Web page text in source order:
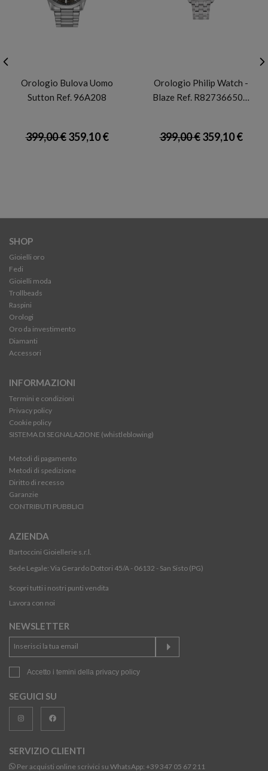
Orologio Bulova Uomo
Sutton Ref. 96A208
399,00 €359,10 €
Orologio Philip Watch -
Blaze Ref. R82736650…
399,00 €359,10 €
SHOP
Gioielli oro
Fedi
Gioielli moda
Trollbeads
Raspini
Orologi
Oro da investimento
Diamanti
Accessori
INFORMAZIONI
Termini e condizioni
Privacy policy
Cookie policy
SISTEMA DI SEGNALAZIONE (whistleblowing)
Metodi di pagamento
Metodi di spedizione
Diritto di recesso
Garanzie
CONTRIBUTI PUBBLICI
AZIENDA
Bartoccini Gioiellerie s.r.l.
Sede Legale: Via Gerardo Dottori 45/A - 06132 - San Sisto (PG)
Scopri tutti i nostri punti vendita
Lavora con noi
NEWSLETTER
Accetto i temini della privacy policy
SEGUICI SU
SERVIZIO CLIENTI
Per acquisti online scrivici su WhatsApp: +39 347 05 67 211